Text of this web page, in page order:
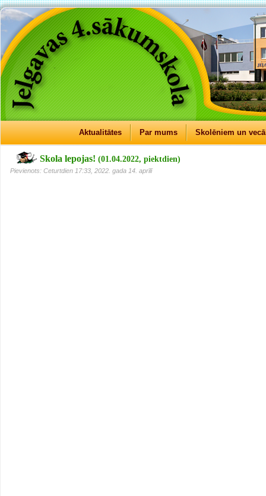
Aktualitātes Par mums Skolēniem un
Skola lepojas! (01.04.2022, piektdien)
Pievienots: Ceturtdien 17:33, 2022. gada 14. aprīlī